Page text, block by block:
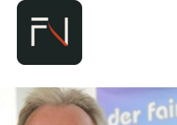
Zum
springen